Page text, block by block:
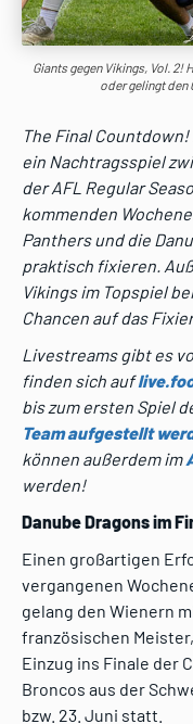
Giants gegen Vikings, Vol. 2!
oder gelingt den
The Final
ein Nachtragsspiel
der AFL Regular
kommenden
Panthers und die
praktisch fixieren.
Vikings im Topspiel
Chancen auf das
Livestreams gibt es
finden sich auf
bis zum ersten Spiel
Team aufgestellt
können außerdem im
werden!
Danube Dragons im
Einen großartigen
vergangenen
gelang den Wienern
französischen
Einzug ins Finale der
Broncos aus der
bzw. 23. Juni statt.